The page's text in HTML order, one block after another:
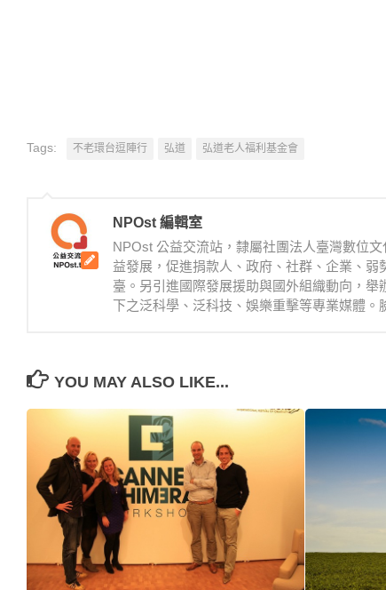
Tags: 不老環台逗陣行 弘道 弘道老人福利基金會
NPOst 編輯室
NPOst 公益交流站，隸屬社團法人臺灣數位
益發展，促進捐款人、政府、社群、企業、
臺。另引進國際發展援助與國外組織動向，
下之泛科學、泛科技、娛樂重擊等專業媒體
YOU MAY ALSO LIKE...